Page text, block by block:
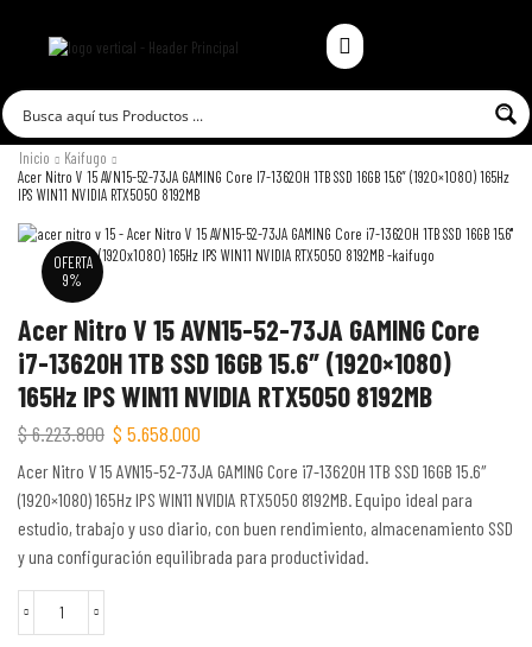
Inicio
Kaifugo
Acer Nitro V 15 AVN15-52-73JA GAMING Core I7-13620H 1TB SSD 16GB 15.6″ (1920×1080) 165Hz
IPS WIN11 NVIDIA RTX5050 8192MB
OFERTA
9%
Acer Nitro V 15 AVN15-52-73JA GAMING Core
i7-13620H 1TB SSD 16GB 15.6″ (1920×1080)
165Hz IPS WIN11 NVIDIA RTX5050 8192MB
$6.223.800 $ 5.658.000
Acer Nitro V 15 AVN15-52-73JA GAMING Core i7-13620H 1TB SSD 16GB 15.6″
(1920×1080) 165Hz IPS WIN11 NVIDIA RTX5050 8192MB. Equipo ideal para
estudio, trabajo y uso diario, con buen rendimiento, almacenamiento SSD
y una configuración equilibrada para productividad.